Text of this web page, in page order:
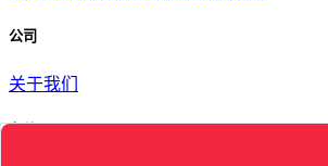
公司
关于我们